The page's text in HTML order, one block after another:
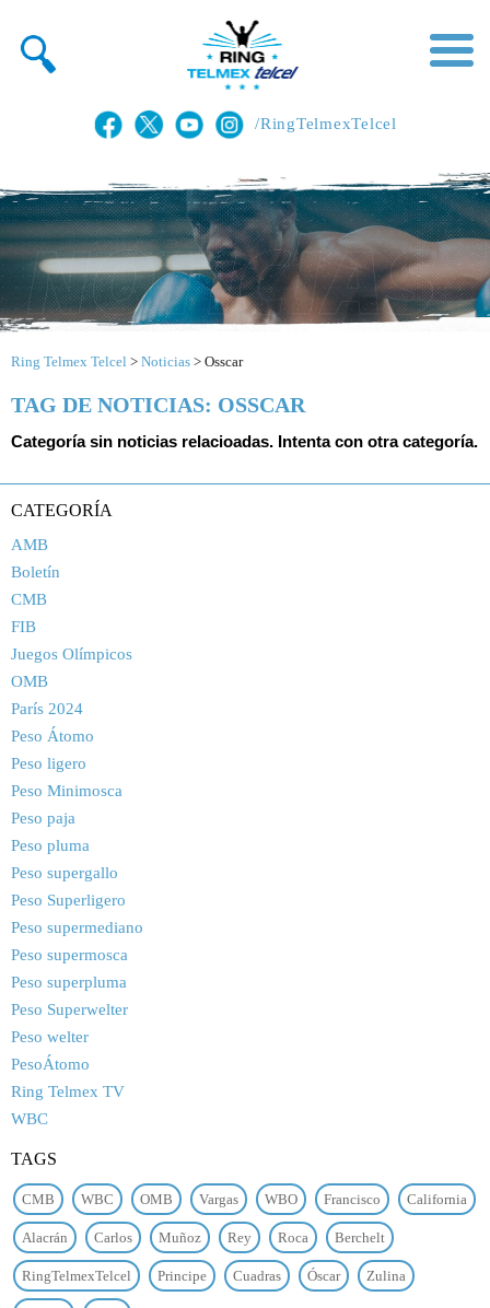
/RingTelmexTelcel
Ring Telmex Telcel > Noticias > Osscar
TAG DE NOTICIAS: OSSCAR
Categoría sin noticias relacioadas. Intenta con otra categoría.
CATEGORÍA
AMB
Boletín
CMB
FIB
Juegos Olímpicos
OMB
París 2024
Peso Átomo
Peso ligero
Peso Minimosca
Peso paja
Peso pluma
Peso supergallo
Peso Superligero
Peso supermediano
Peso supermosca
Peso superpluma
Peso Superwelter
Peso welter
PesoÁtomo
Ring Telmex TV
WBC
TAGS
CMB WBC OMB Vargas WBO Francisco California
Alacrán Carlos Muñoz Rey Roca Berchelt
RingTelmexTelcel Principe Cuadras Óscar Zulina